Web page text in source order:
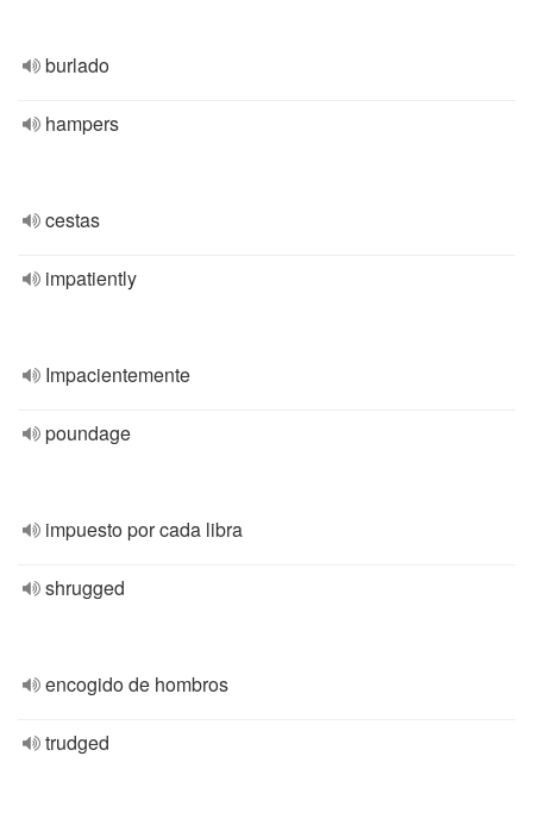
burlado
hampers
cestas
impatiently
Impacientemente
poundage
impuesto por cada libra
shrugged
encogido de hombros
trudged